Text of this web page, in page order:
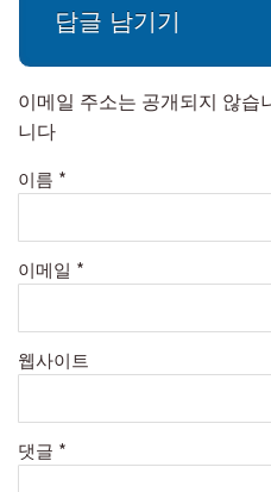
답글 남기기
이메일 주소는 공개되지 않습
니다
이름 *
이메일 *
웹사이트
댓글 *